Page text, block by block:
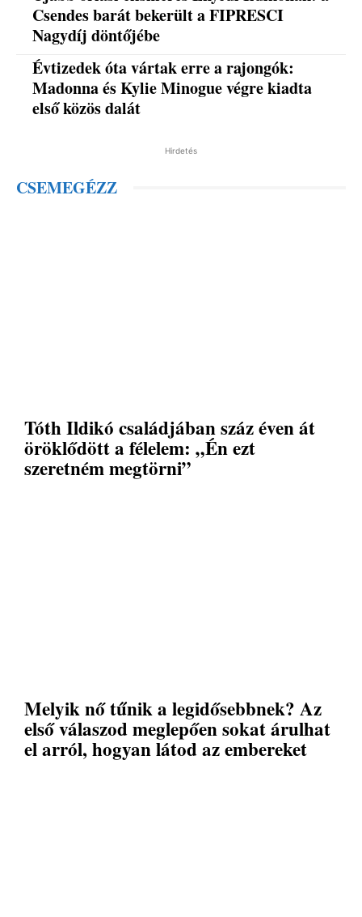
Csendes barát bekerült a FIPRESCI
Nagydíj döntőjébe
Évtizedek óta vártak erre a rajongók:
Madonna és Kylie Minogue végre kiadta
első közös dalát
Hirdetés
CSEMEGÉZZ
Tóth Ildikó családjában száz éven át
öröklődött a félelem: „Én ezt
szeretném megtörni”
Melyik nő tűnik a legidősebbnek? Az
első válaszod meglepően sokat árulhat
el arról, hogyan látod az embereket